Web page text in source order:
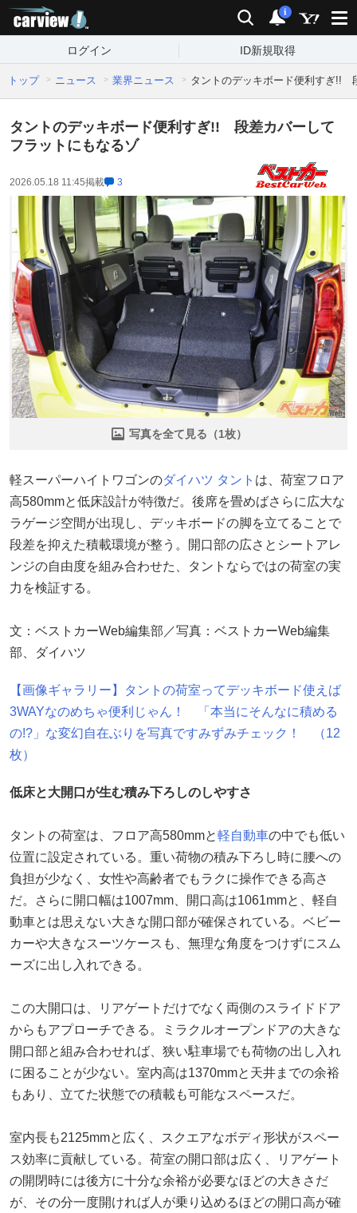
検索 通知
i
ログイン ID新規取得
トップ ニュース 業界ニュース タントのデッキボード便利すぎ!!
タントのデッキボード便利すぎ!! 段差カバーして
フラットにもなるゾ
2026.05.18 11:45掲載 3
写真を全て見る（1枚）
軽スーパーハイトワゴンのダイハツ タント は、荷室フロア
高580mmと低床設計が特徴だ。後席を畳めばさらに広大な
ラゲージ空間が出現し、デッキボードの脚を立てることで
段差を抑えた積載環境が整う。開口部の広さとシートアレ
ンジの自由度を組み合わせた、タントならではの荷室の実
力を検証する。
文：ベストカーWeb編集部／写真：ベストカーWeb編集
部、ダイハツ
【画像ギャラリー】タントの荷室ってデッキボード使えば
3WAYなのめちゃ便利じゃん！ 「本当にそんなに積める
の!?」な変幻自在ぶりを写真ですみずみチェック！ （12
枚）
低床と大開口が生む積み下ろしのしやすさ
タントの荷室は、フロア高580mmと軽自動車の中でも低い
位置に設定されている。重い荷物の積み下ろし時に腰への
負担が少なく、女性や高齢者でもラクに操作できる高さ
だ。さらに開口幅は1007mm、開口高は1061mmと、軽自
動車とは思えない大きな開口部が確保されている。ベビー
カーや大きなスーツケースも、無理な角度をつけずにスム
ーズに出し入れできる。
この大開口は、リアゲートだけでなく両側のスライドドア
からもアプローチできる。ミラクルオープンドアの大きな
開口部と組み合わせれば、狭い駐車場でも荷物の出し入れ
に困ることが少ない。室内高は1370mmと天井までの余裕
もあり、立てた状態での積載も可能なスペースだ。
室内長も2125mmと広く、スクエアなボディ形状がスペー
ス効率に貢献している。荷室の開口部は広く、リアゲート
の開閉時には後方に十分な余裕が必要なほどの大きさだ
が、その分一度開ければ人が乗り込めるほどの開口高が確